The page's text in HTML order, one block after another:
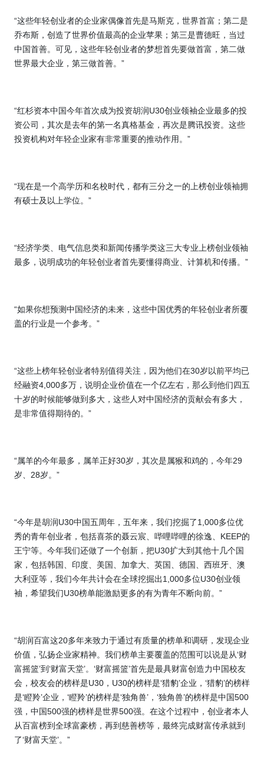
“这些年轻创业者的企业家偶像首先是马斯克，世界首富；第二是
乔布斯，创造了世界价值最高的企业苹果；第三是曹德旺，当过
中国首善。可见，这些年轻创业者的梦想首先要做首富，第二做
世界最大企业，第三做首善。”
“红杉资本中国今年首次成为投资胡润U30创业领袖企业最多的投
资公司，其次是去年的第一名真格基金，再次是腾讯投资。这些
投资机构对年轻企业家有非常重要的推动作用。”
“现在是一个高学历和名校时代，都有三分之一的上榜创业领袖拥
有硕士及以上学位。”
“经济学类、电气信息类和新闻传播学类这三大专业上榜创业领袖
最多，说明成功的年轻创业者首先要懂得商业、计算机和传播。”
“如果你想预测中国经济的未来，这些中国优秀的年轻创业者所覆
盖的行业是一个参考。”
“这些上榜年轻创业者特别值得关注，因为他们在30岁以前平均已
经融资4,000多万，说明企业价值在一个亿左右，那么到他们四五
十岁的时候能够做到多大，这些人对中国经济的贡献会有多大，
是非常值得期待的。”
“属羊的今年最多，属羊正好30岁，其次是属猴和鸡的，今年29
岁、 28岁。 ”
“今年是胡润U30中国五周年，五年来，我们挖掘了1,000多位优
秀的青年创业者，包括喜茶的聂云宸、哔哩哔哩的徐逸、 KEEP的
王宁等。今年我们还做了一个创新，把U30扩大到其他十几个国
家，包括韩国、印度、美国、加拿大、英国、德国、西班牙、澳
大利亚等，我们今年共计会在全球挖掘出1,000多位U30创业领
袖，希望我们U30榜单能激励更多的有为青年不断向前。”
“胡润百富这20多年来致力于通过有质量的榜单和调研，发现企业
价值，弘扬企业家精神。我们榜单主要覆盖的范围可以说是从‘财
富摇篮’到‘财富天堂’。‘财富摇篮’首先是最具财富创造力中国校友
会，校友会的榜样是U30 ， U30的榜样是‘猎豹’企业，‘猎豹’的榜样
是‘瞪羚’企业，‘瞪羚’的榜样是‘独角兽’，‘独角兽’的榜样是中国500
强，中国500强的榜样是世界500强。在这个过程中，创业者本人
从百富榜到全球富豪榜，再到慈善榜等，最终完成财富传承就到
了‘财富天堂’。”